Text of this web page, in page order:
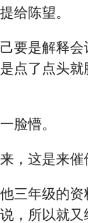
给陈望。
要是解释
点了点头就
脸懵。
，这是来催
三年级的资
，所以就